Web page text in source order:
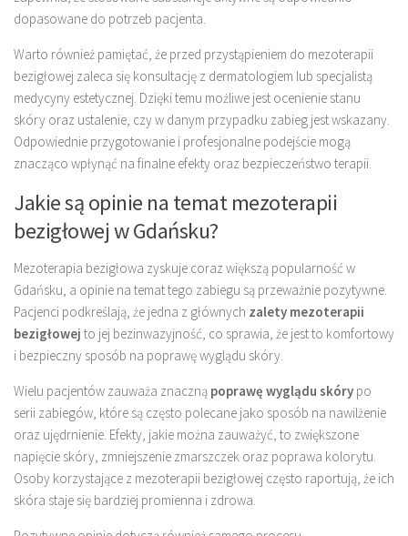
dopasowane do potrzeb pacjenta.
Warto również pamiętać, że przed przystąpieniem do mezoterapii
bezigłowej zaleca się konsultację z dermatologiem lub specjalistą
medycyny estetycznej. Dzięki temu możliwe jest ocenienie stanu
skóry oraz ustalenie, czy w danym przypadku zabieg jest wskazany.
Odpowiednie przygotowanie i profesjonalne podejście mogą
znacząco wpłynąć na finalne efekty oraz bezpieczeństwo terapii.
Jakie są opinie na temat mezoterapii
bezigłowej w Gdańsku?
Mezoterapia bezigłowa zyskuje coraz większą popularność w
Gdańsku, a opinie na temat tego zabiegu są przeważnie pozytywne.
Pacjenci podkreślają, że jedna z głównych zalety mezoterapii
bezigłowej to jej bezinwazyjność, co sprawia, że jest to komfortowy
i bezpieczny sposób na poprawę wyglądu skóry.
Wielu pacjentów zauważa znaczną poprawę wyglądu skóry po
serii zabiegów, które są często polecane jako sposób na nawilżenie
oraz ujędrnienie. Efekty, jakie można zauważyć, to zwiększone
napięcie skóry, zmniejszenie zmarszczek oraz poprawa kolorytu.
Osoby korzystające z mezoterapii bezigłowej często raportują, że ich
skóra staje się bardziej promienna i zdrowa.